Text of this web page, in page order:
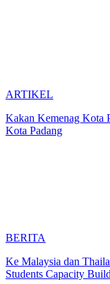
ARTIKEL
Kakan Kemenag Kota
Kota Padang
BERITA
Ke Malaysia dan
Students Capacity